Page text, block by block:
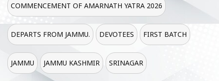
COMMENCEMENT OF AMARNATH YATRA 2026
DEPARTS FROM JAMMU. DEVOTEES FIRST BATCH
JAMMU JAMMU KASHMIR SRINAGAR